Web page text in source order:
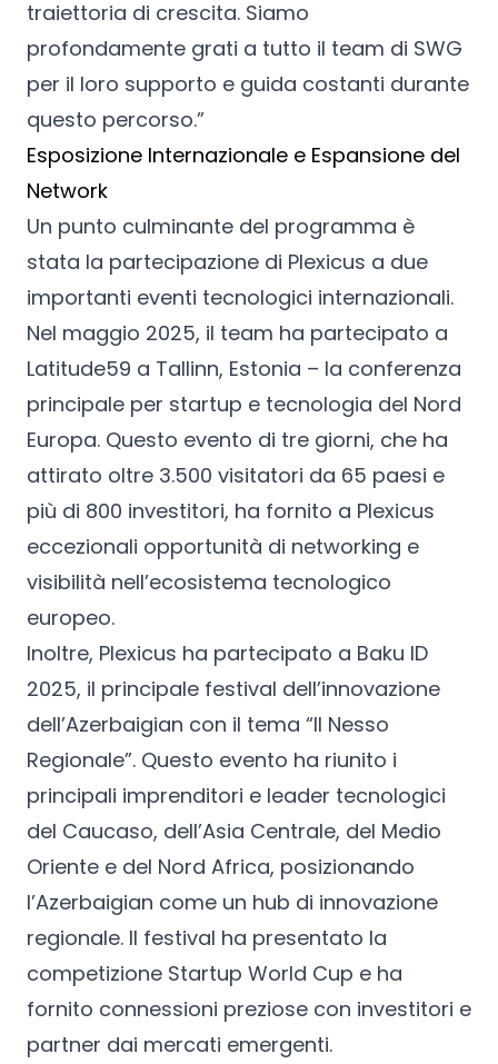
traiettoria di crescita. Siamo
profondamente grati a tutto il team di SWG
per il loro supporto e guida costanti durante
questo percorso.”
Esposizione Internazionale e Espansione del
Network
Un punto culminante del programma è
stata la partecipazione di Plexicus a due
importanti eventi tecnologici internazionali.
Nel maggio 2025, il team ha partecipato a
Latitude59 a Tallinn, Estonia – la conferenza
principale per startup e tecnologia del Nord
Europa. Questo evento di tre giorni, che ha
attirato oltre 3.500 visitatori da 65 paesi e
più di 800 investitori, ha fornito a Plexicus
eccezionali opportunità di networking e
visibilità nell’ecosistema tecnologico
europeo.
Inoltre, Plexicus ha partecipato a Baku ID
2025, il principale festival dell’innovazione
dell’Azerbaigian con il tema “Il Nesso
Regionale”. Questo evento ha riunito i
principali imprenditori e leader tecnologici
del Caucaso, dell’Asia Centrale, del Medio
Oriente e del Nord Africa, posizionando
l’Azerbaigian come un hub di innovazione
regionale. Il festival ha presentato la
competizione Startup World Cup e ha
fornito connessioni preziose con investitori e
partner dai mercati emergenti.